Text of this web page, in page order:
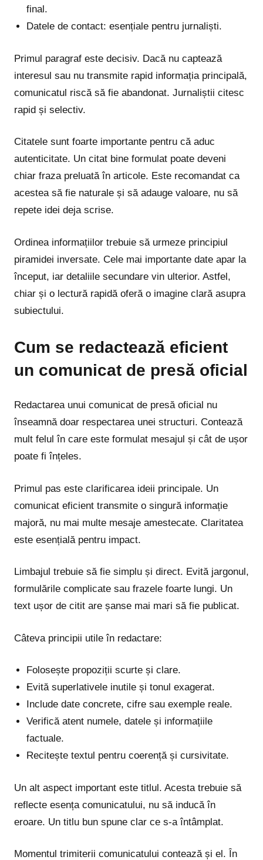
final.
Datele de contact: esențiale pentru jurnaliști.
Primul paragraf este decisiv. Dacă nu captează
interesul sau nu transmite rapid informația principală,
comunicatul riscă să fie abandonat. Jurnaliștii citesc
rapid și selectiv.
Citatele sunt foarte importante pentru că aduc
autenticitate. Un citat bine formulat poate deveni
chiar fraza preluată în articole. Este recomandat ca
acestea să fie naturale și să adauge valoare, nu să
repete idei deja scrise.
Ordinea informațiilor trebuie să urmeze principiul
piramidei inversate. Cele mai importante date apar la
început, iar detaliile secundare vin ulterior. Astfel,
chiar și o lectură rapidă oferă o imagine clară asupra
subiectului.
Cum se redactează eficient
un comunicat de presă oficial
Redactarea unui comunicat de presă oficial nu
înseamnă doar respectarea unei structuri. Contează
mult felul în care este formulat mesajul și cât de ușor
poate fi înțeles.
Primul pas este clarificarea ideii principale. Un
comunicat eficient transmite o singură informație
majoră, nu mai multe mesaje amestecate. Claritatea
este esențială pentru impact.
Limbajul trebuie să fie simplu și direct. Evită jargonul,
formulările complicate sau frazele foarte lungi. Un
text ușor de citit are șanse mai mari să fie publicat.
Câteva principii utile în redactare:
Folosește propoziții scurte și clare.
Evită superlativele inutile și tonul exagerat.
Include date concrete, cifre sau exemple reale.
Verifică atent numele, datele și informațiile
factuale.
Recitește textul pentru coerență și cursivitate.
Un alt aspect important este titlul. Acesta trebuie să
reflecte esența comunicatului, nu să inducă în
eroare. Un titlu bun spune clar ce s-a întâmplat.
Momentul trimiterii comunicatului contează și el. În